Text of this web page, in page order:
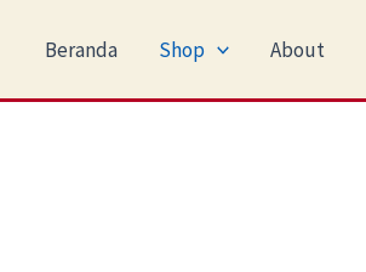
Beranda Shop About